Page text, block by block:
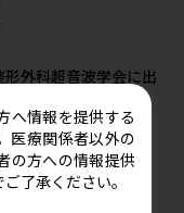
外科超音波学会に出
へ情報を提供する
医療関係者以外の
の方への情報提供
了承ください。